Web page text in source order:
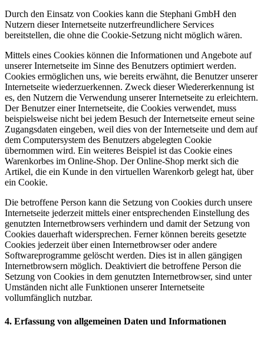
Durch den Einsatz von Cookies kann die Stephani GmbH den
Nutzern dieser Internetseite nutzerfreundlichere Services
bereitstellen, die ohne die Cookie-Setzung nicht möglich wären.
Mittels eines Cookies können die Informationen und Angebote auf
unserer Internetseite im Sinne des Benutzers optimiert werden.
Cookies ermöglichen uns, wie bereits erwähnt, die Benutzer unserer
Internetseite wiederzuerkennen. Zweck dieser Wiedererkennung ist
es, den Nutzern die Verwendung unserer Internetseite zu erleichtern.
Der Benutzer einer Internetseite, die Cookies verwendet, muss
beispielsweise nicht bei jedem Besuch der Internetseite erneut seine
Zugangsdaten eingeben, weil dies von der Internetseite und dem auf
dem Computersystem des Benutzers abgelegten Cookie
übernommen wird. Ein weiteres Beispiel ist das Cookie eines
Warenkorbes im Online-Shop. Der Online-Shop merkt sich die
Artikel, die ein Kunde in den virtuellen Warenkorb gelegt hat, über
ein Cookie.
Die betroffene Person kann die Setzung von Cookies durch unsere
Internetseite jederzeit mittels einer entsprechenden Einstellung des
genutzten Internetbrowsers verhindern und damit der Setzung von
Cookies dauerhaft widersprechen. Ferner können bereits gesetzte
Cookies jederzeit über einen Internetbrowser oder andere
Softwareprogramme gelöscht werden. Dies ist in allen gängigen
Internetbrowsern möglich. Deaktiviert die betroffene Person die
Setzung von Cookies in dem genutzten Internetbrowser, sind unter
Umständen nicht alle Funktionen unserer Internetseite
vollumfänglich nutzbar.
4. Erfassung von allgemeinen Daten und Informationen